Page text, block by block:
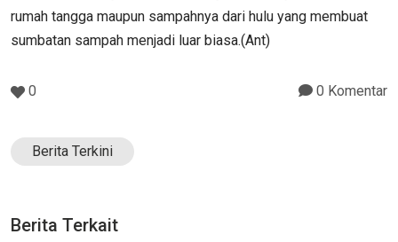
rumah tangga maupun sampahnya dari hulu yang membuat
sumbatan sampah menjadi luar biasa.(Ant)
0 0 Komentar
Berita Terkini
Berita Terkait